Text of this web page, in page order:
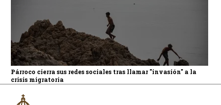
Párroco cierra sus redes sociales tras llamar "invasión" a la
crisis migratoria